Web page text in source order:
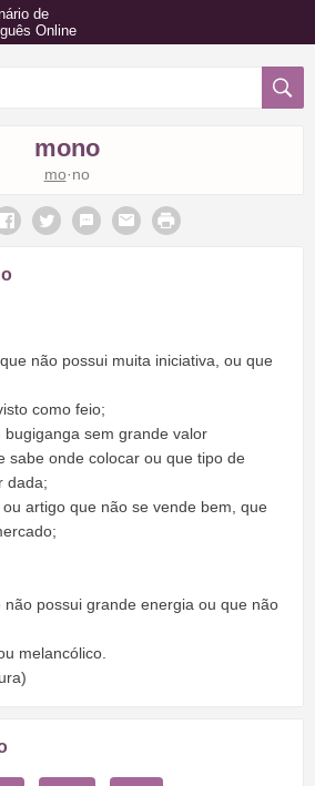
de
Online
mono
mo·no
não possui muita iniciativa, ou que
como feio;
sem grande valor
sabe onde colocar ou que tipo de
dada;
artigo que não se vende bem, que
possui grande energia ou que não
melancólico.